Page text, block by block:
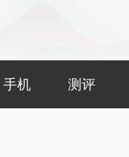
手机 测评